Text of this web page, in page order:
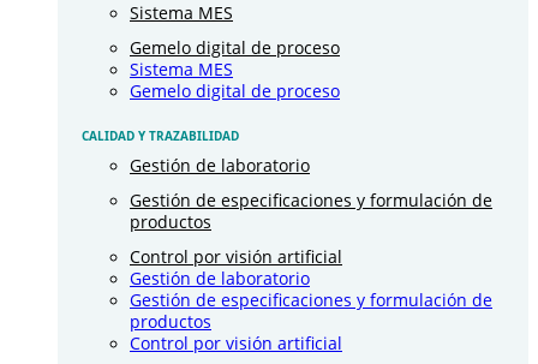
Sistema MES
Gemelo digital de proceso
Sistema MES
Gemelo digital de proceso
CALIDAD Y TRAZABILIDAD
Gestión de laboratorio
Gestión de especificaciones y formulación de
productos
Control por visión artificial
Gestión de laboratorio
Gestión de especificaciones y formulación de
productos
Control por visión artificial